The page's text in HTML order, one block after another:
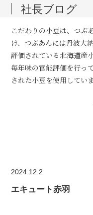
社長ブログ
こだわりの小豆は、つぶ
け、つぶあんには丹波大
評価されている北海道産
毎年味の官能評価を行っ
された小豆を使用していま
2024.12.2
エキュート赤羽